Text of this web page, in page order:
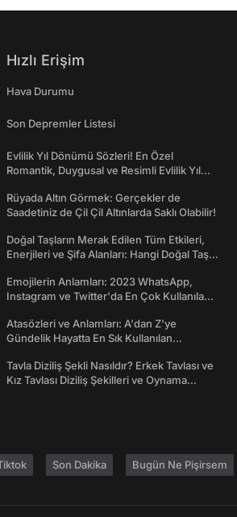
Hızlı Erişim
Hava Durumu
Son Depremler Listesi
Evlilik Yıl Dönümü Sözleri! En Özel
Romantik, Duygusal ve Resimli Evlilik Yıl
Rüyada Altın Görmek: Gerçekler de
Saadetiniz de Çil Çil Altınlarda Saklı Olabilir!
Doğal Taşların Merak Edilen Tüm Etkileri,
Enerjileri ve Şifa Alanları: Hangi Doğal Taş
Emojilerin Anlamları: 2023 WhatsApp,
Instagram ve Twitter'da En Çok Kullanılan
Atasözleri ve Anlamları: A'dan Z'ye
Gündelik Hayatta En Sık Kullanılan
Tavla Diziliş Şekli Nasıldır? Erkek Tavlası ve
Kız Tavlası Diziliş Şekilleri ve Oynama
Son Dakika Bugün Ne Pişirsem